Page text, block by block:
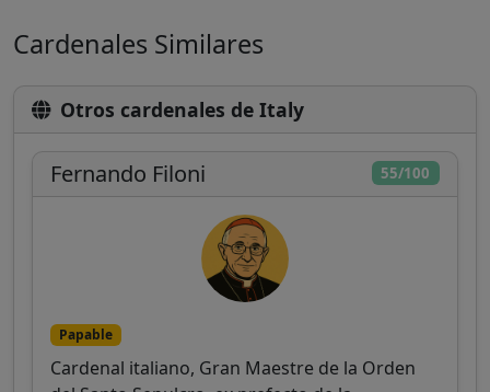
Cardenales Similares
Otros cardenales de Italy
55/100
Fernando Filoni
Papable
Cardenal italiano, Gran Maestre de la Orden